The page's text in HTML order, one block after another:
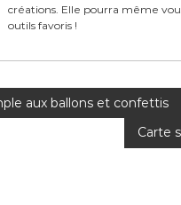
créations. Elle pourra même
outils favoris !
aux ballons et confettis
Carte